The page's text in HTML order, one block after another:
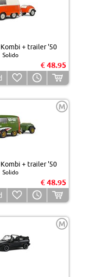
+ trailer '50
Solido
€ 48.95
M
+ trailer '50
Solido
€ 48.95
M